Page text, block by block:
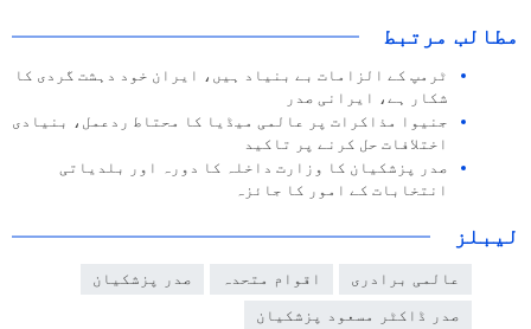
مطالب مرتبط
ٹرمپ کے الزامات بے بنیاد ہیں، ایران خود دہشت گردی کا
شکار ہے، ایرانی صدر
جنیوا مذاکرات پر عالمی میڈیا کا محتاط ردعمل، بنیادی
اختلافات حل کرنے پر تاکید
صدر پزشکیان کا وزارت داخلہ کا دورہ اور بلدیاتی
انتخابات کے امور کا جائزہ
لیبلز
عالمی برادری اقوام متحدہ صدر پزشکیان
صدر ڈاکٹر مسعود پزشکیان